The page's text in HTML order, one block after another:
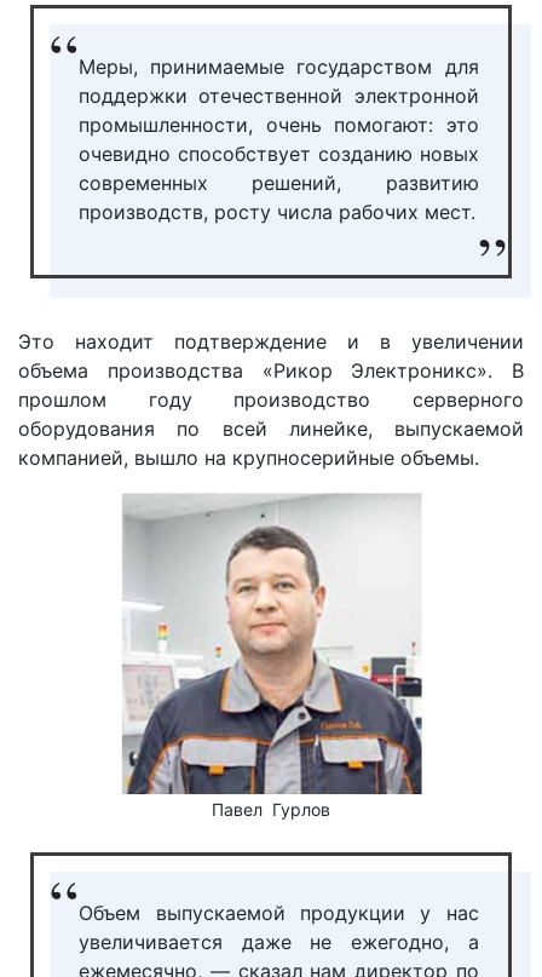
Меры, принимаемые государством для
поддержки отечественной электронной
промышленности, очень помогают: это
очевидно способствует созданию новых
современных решений, развитию
производств, росту числа рабочих мест.
Это находит подтверждение и в увеличении
объема производства «Рикор Электроникс». В
прошлом году производство серверного
оборудования по всей линейке, выпускаемой
компанией, вышло на крупносерийные объемы.
Павел Гурлов
Объем выпускаемой продукции у нас
увеличивается даже не ежегодно, а
ежемесячно, — сказал нам директор по